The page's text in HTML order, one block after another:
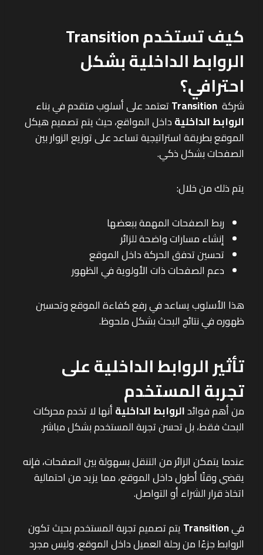
كيف تستخدم Transition
الروابط الداخلية بشكل
احترافي؟
شركة Transitionتعتمد على أسلوب متقدم في بناء
الروابط الداخليةداخل المواقع، حيث يتم تصميم هيكل
الموقع بطريقة استراتيجية تساعد على توزيع الزوار بين
الصفحات بشكل ذكي.
يتم ذلك من خلال:
ربط الصفحات المهمة ببعضها
إنشاء مسارات واضحة للزائر
تحسين تدفق الحركة داخل الموقع
دعم الصفحات ذات الأولوية في الظهور
هذا الأسلوب يساعد في رفع كفاءة الموقع وتحسين
ظهوره في نتائج البحث بشكل ملحوظ.
تأثير الروابط الداخلية على
تجربة المستخدم
من أهم فوائدالروابط الداخليةأنها لا تخدم محركات
البحث فقط، بل تحسن تجربة المستخدم بشكل مباشر.
عندما يتمكن الزائر من التنقل بسهولة بين الصفحات، فإنه
يقضي وقتًا أطول داخل الموقع، مما يزيد من احتمالية
اتخاذ قرار الشراء أو التواصل.
فيTransitionيتم تصميم تجربة المستخدم بحيث تكون
الروابط جزءًا من رحلة العميل داخل الموقع، وليس مجرد